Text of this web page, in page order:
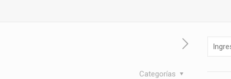
Categorías